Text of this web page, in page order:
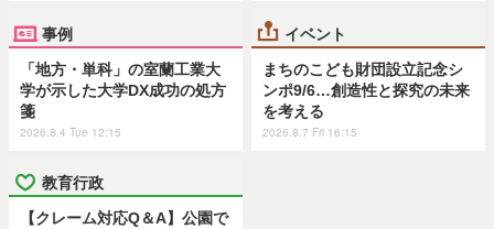
事例
「地方・単科」の室蘭工業大
学が示した大学DX成功の処方
箋
2026.8.4 Tue 12:15
イベント
まちのこども財団設立記念シ
ンポ9/6…創造性と探究の未来
を考える
2026.8.7 Fri 16:15
教育行政
【クレーム対応Q＆A】公園で